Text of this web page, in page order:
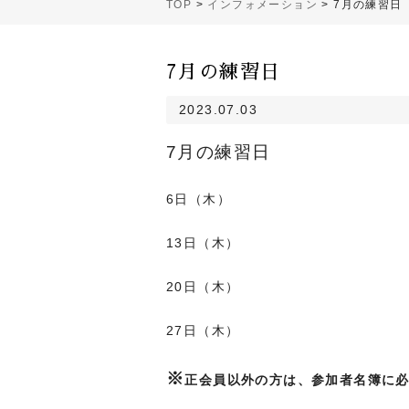
TOP > インフォメーション >7月の練習日
7月の練習日
2023.07.03
7月の練習日
6日（木）
13日（木）
20日（木）
27日（木）
※正会員以外の方は、参加者名簿に